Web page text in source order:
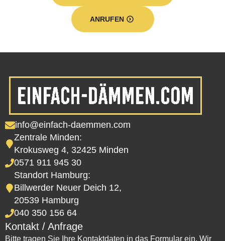
ANRUFEN
info@einfach-daemmen.com
Zentrale Minden:
Krokusweg 4, 32425 Minden
0571 911 945 30
Standort Hamburg:
Billwerder Neuer Deich 12,
20539 Hamburg
040 350 156 64
Kontakt / Anfrage
Bitte tragen Sie Ihre Kontaktdaten in das Formular ein. Wir